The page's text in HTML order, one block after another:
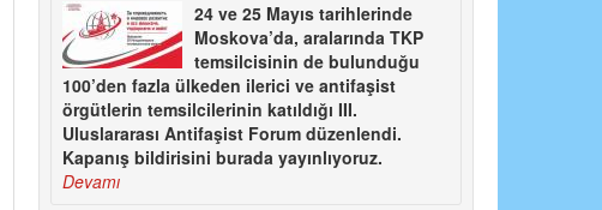
24 ve 25 Mayıs tarihlerinde
Moskova’da, aralarında TKP
temsilcisinin de bulunduğu
100’den fazla ülkeden ilerici ve antifaşist
örgütlerin temsilcilerinin katıldığı III.
Uluslararası Antifaşist Forum düzenlendi.
Kapanış bildirisini burada yayınlıyoruz.
Devamı